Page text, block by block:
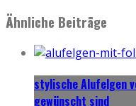
Ähnliche Beiträge
stylische Alufelgen
gewünscht sind